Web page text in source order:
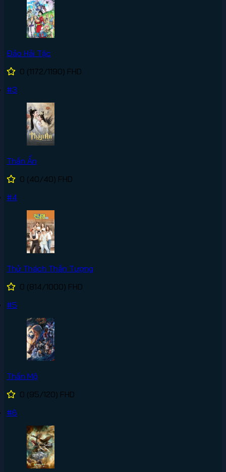
Đảo Hải Tặc
0 (1172/1190) FHD
#3
Thần Ẩn
0 (40/40) FHD
#4
Thử Thách Thần Tượng
0 (814/1000) FHD
#5
Thần Mộ
0 (95/120) FHD
#6